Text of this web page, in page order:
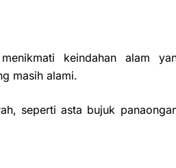
keindahan alam
masih alami.
seperti asta bujuk